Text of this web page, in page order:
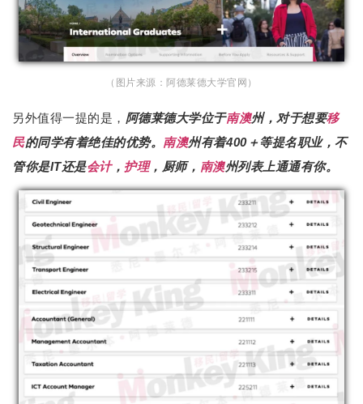
（图片来源：阿德莱德大学官网）
另外值得一提的是， 阿德莱德大学位于南澳州，对于想要移
民的同学有着绝佳的优势。 南澳州有着400＋等提名职业，不
管你是IT还是会计， 护理，厨师， 南澳州列表上通通有你。